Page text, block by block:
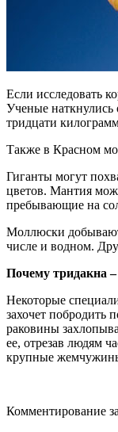
Если исследовать
Ученые наткнулись
тридцати
Также в Красном
Гиганты могут
цветов. Мантия
пребывающие на
Моллюски
числе и водном.
Почему тридакна
Некоторые
захочет побродить
раковины
ее, отрезав людям
крупные
Комментирование